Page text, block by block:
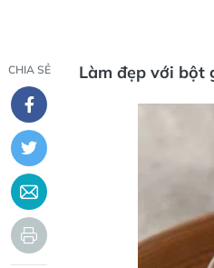
CHIA SẺ Làm đẹp với bột